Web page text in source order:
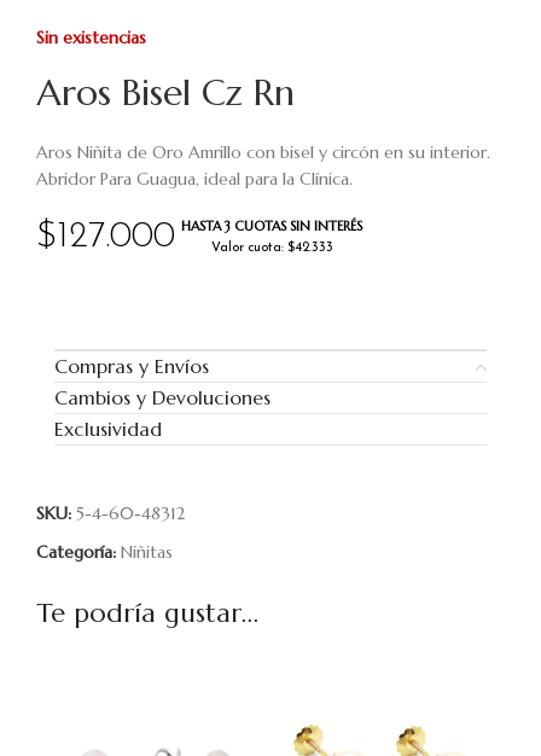
Aros Bisel Cz Rn
$127.000 HASTA 3 CUOTAS SIN INTERÉS
Valor cuota: $42.333
Aros Niñita de Oro Amrillo con bisel y circón en su interior.
Abridor Para Guagua, ideal para la Clínica.
Sin existencias
Compras y Envíos
Cambios y Devoluciones
Exclusividad
SKU: 5-4-60-48312
Categoría: Niñitas
Te podría gustar...